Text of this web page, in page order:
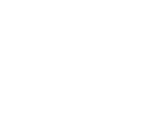
و در خاتمه نيز تعادل و